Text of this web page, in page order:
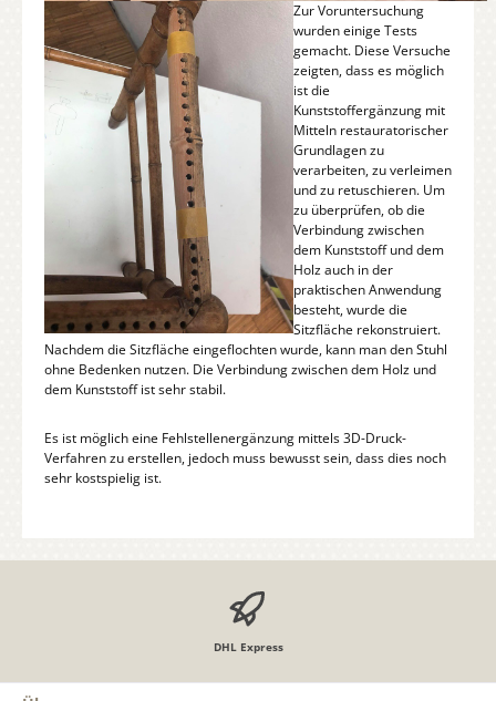
Zur Voruntersuchung
wurden einige Tests
gemacht. Diese Versuche
zeigten, dass es möglich
ist die
Kunststoffergänzung mit
Mitteln restauratorischer
Grundlagen zu
verarbeiten, zu verleimen
und zu retuschieren. Um
zu überprüfen, ob die
Verbindung zwischen
dem Kunststoff und dem
Holz auch in der
praktischen Anwendung
besteht, wurde die
Sitzfläche rekonstruiert.
Nachdem die Sitzfläche eingeflochten wurde, kann man den Stuhl
ohne Bedenken nutzen. Die Verbindung zwischen dem Holz und
dem Kunststoff ist sehr stabil.
Es ist möglich eine Fehlstellenergänzung mittels 3D-Druck-
Verfahren zu erstellen, jedoch muss bewusst sein, dass dies noch
sehr kostspielig ist.
DHL Express